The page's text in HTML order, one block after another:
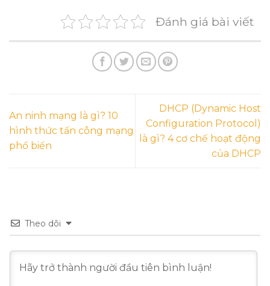
Đánh giá bài viết
An ninh mạng là gì? 10
hình thức tấn công mạng
phổ biến
DHCP (Dynamic Host
Configuration Protocol)
là gì? 4 cơ chế hoạt động
của DHCP
Theo dõi